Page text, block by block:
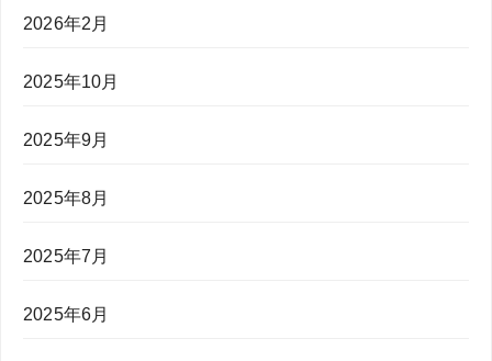
2026年2月
2025年10月
2025年9月
2025年8月
2025年7月
2025年6月